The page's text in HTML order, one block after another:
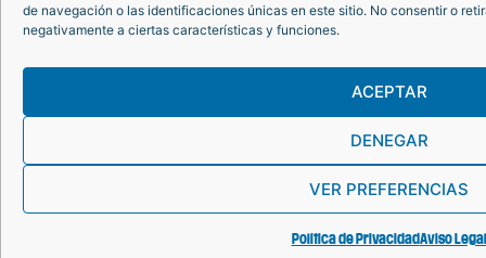
de navegación o las identificaciones únicas en este sitio. No consentir o
negativamente a ciertas características y funciones.
ACEPTAR
DENEGAR
VER PREFERENCIAS
Política de PrivacidadAviso Legal